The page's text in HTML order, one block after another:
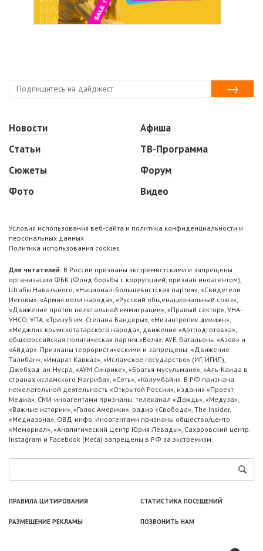
Новости
Статьи
Сюжеты
Фото
Афиша
ТВ-Программа
Форум
Видео
Условия использования веб-сайта и политика конфиденциальности и
персональных данных
Политика использования cookies
Для читателей: В России признаны экстремистскими и запрещены
организации ФБК (Фонд борьбы с коррупцией, признан иноагентом),
Штабы Навального, «Национал-большевистская партия», «Свидетели
Иеговы», «Армия воли народа», «Русский общенациональный союз»,
«Движение против нелегальной иммиграции», «Правый сектор», УНА-
УНСО, УПА, «Тризуб им. Степана Бандеры», «Мизантропик дивижн»,
«Меджлис крымскотатарского народа», движение «Артподготовка»,
общероссийская политическая партия «Воля», АУЕ, батальоны «Азов» и
«Айдар». Признаны террористическими и запрещены: «Движение
Талибан», «Имарат Кавказ», «Исламское государство» (ИГ, ИГИЛ),
Джебхад-ан-Нусра, «АУМ Синрике», «Братья-мусульмане», «Аль-Каида в
странах исламского Магриба», «Сеть», «Колумбайн». В РФ признана
нежелательной деятельность «Открытой России», издания «Проект
Медиа». СМИ-иноагентами признаны: телеканал «Дождь», «Медуза»,
«Важные истории», «Голос Америки», радио «Свобода», The Insider,
«Медиазона», ОВД-инфо. Иноагентами признаны общество/центр
«Мемориал», «Аналитический Центр Юрия Левады», Сахаровский центр.
Instagram и Facebook (Metа) запрещены в РФ за экстремизм.
ПРАВИЛА ЦИТИРОВАНИЯ СТАТИСТИКА ПОСЕЩЕНИЙ
РАЗМЕЩЕНИЕ РЕКЛАМЫ ПОЗВОНИТЬ НАМ